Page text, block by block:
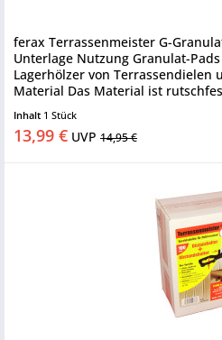
ferax Terrassenmeister G-
Unterlage Nutzung Granulat-
Lagerhölzer von Terrassendielen
Material Das Material ist
Inhalt 1 Stück
13,99 € UVP 14,95 €